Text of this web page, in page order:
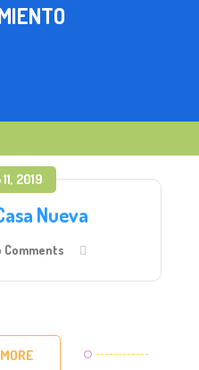
2019
Nueva
Comments